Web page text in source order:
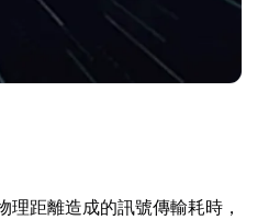
距離造成的訊號傳輸耗時，